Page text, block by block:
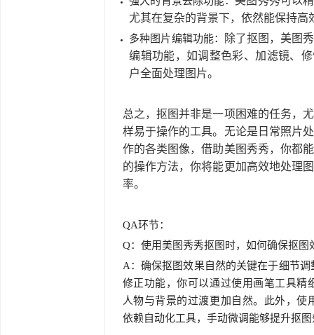
尤其在复杂的背景下，依然能保持高
多种图片编辑功能：
除了抠图，美图
编辑功能，如调整色彩、加滤镜、
户全面处理图片。
总之，抠图并非是一项困难的任务，
样易于操作的工具。无论是日常照片
作的各类图像，借助美图秀秀，你都
的操作方法，你将能更加高效地处理
率。
QA环节：
Q：使用美图秀秀抠图时，如何确保抠
A：确保抠图效果自然的关键在于细节
修正功能，你可以通过使用画笔工具精
人物与背景的过渡更加自然。此外，使
依赖自动化工具，手动微调能够提升抠